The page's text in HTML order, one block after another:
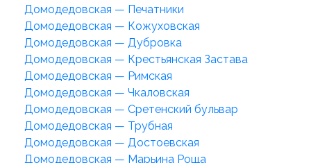
Домодедовская — Печатники
Домодедовская — Кожуховская
Домодедовская — Дубровка
Домодедовская — Крестьянская Застава
Домодедовская — Римская
Домодедовская — Чкаловская
Домодедовская — Сретенский бульвар
Домодедовская — Трубная
Домодедовская — Достоевская
Домодедовская — Марьина Роща